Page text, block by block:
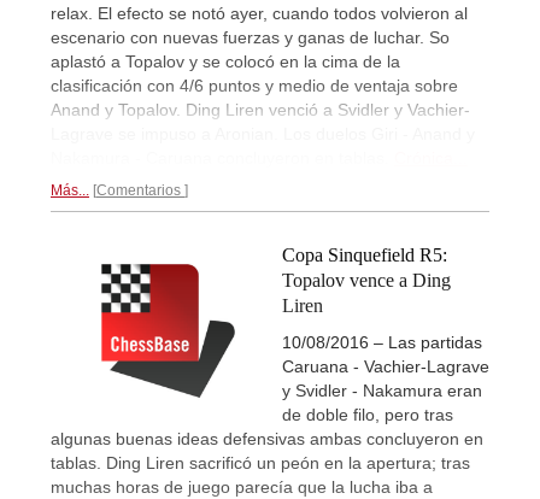
relax. El efecto se notó ayer, cuando todos volvieron al
escenario con nuevas fuerzas y ganas de luchar. So
aplastó a Topalov y se colocó en la cima de la
clasificación con 4/6 puntos y medio de ventaja sobre
Anand y Topalov. Ding Liren venció a Svidler y Vachier-
Más... Comentarios
Copa Sinquefield R5:
Topalov vence a Ding
Liren
10/08/2016 – Las partidas
Caruana - Vachier-Lagrave
y Svidler - Nakamura eran
de doble filo, pero tras
algunas buenas ideas defensivas ambas concluyeron en
tablas. Ding Liren sacrificó un peón en la apertura; tras
muchas horas de juego parecía que la lucha iba a